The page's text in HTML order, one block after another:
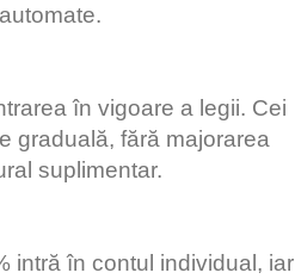
în vigoare a legii. Cei
graduală, fără majorarea
suplimentar.
intră în contul individual, iar